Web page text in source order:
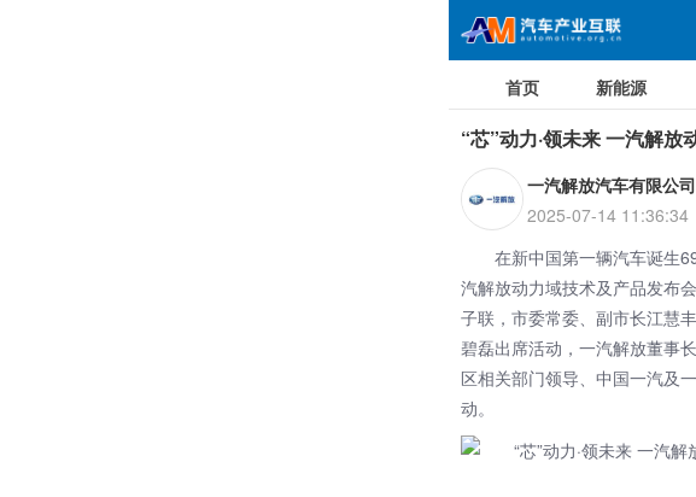
首页 新能源
“芯”动力·领未来 一汽解
一汽解放汽车有限公司
2025-07-14 11:36:34
在新中国第一辆汽车诞生
汽解放动力域技术及产品发布
子联，市委常委、副市长江慧
碧磊出席活动，一汽解放董事
区相关部门领导、中国一汽及
动。